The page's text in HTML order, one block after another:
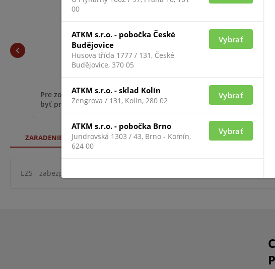
Pre zobrazenie informácií je nutné
byť prihlásený
Pre zobrazenie
byť prihlásený
ZARADENIE TOVARU
EZS - zabezpeč. systémy
00
ATKM s.r.o. - pobočka České
Budějovice
Husova třída 1777 / 131, České
Budějovice, 370 05
Vybrať
ATKM s.r.o. - sklad Kolín
Zengrova / 131, Kolín, 280 02
Vybrať
ATKM s.r.o. - pobočka Brno
Jundrovská 1303 / 43, Brno - Komín,
624 00
Vybrať